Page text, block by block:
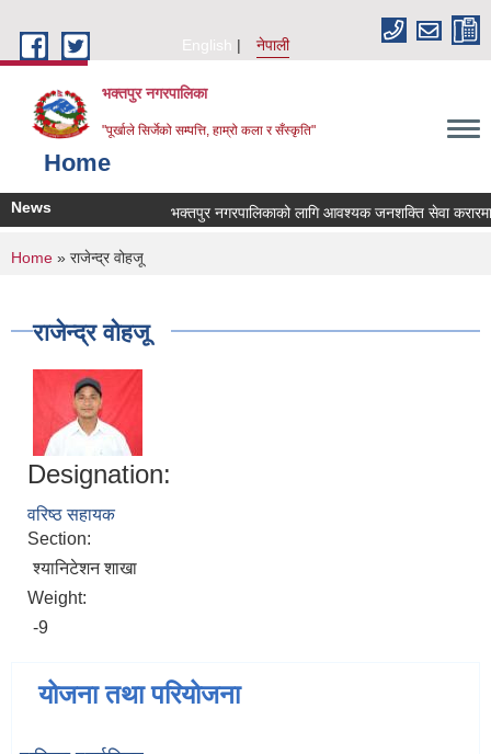
English
नेपाली
भक्तपुर नगरपालिका
"पूर्खाले सिर्जेको सम्पत्ति, हाम्रो कला र सँस्कृति"
Home
News भक्तपुर नगरपालिकाको लागि आवश्यक जनशक्ति सेवा करारमा
You are here
Home » राजेन्द्र वोहजू
राजेन्द्र वोहजू
Designation:
वरिष्ठ सहायक
Section:
श्यानिटेशन शाखा
Weight:
-9
योजना तथा परियोजना